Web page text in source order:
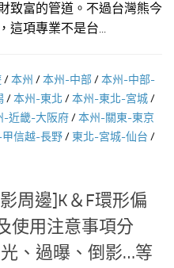
致富的管道。不過台灣熊今
這項專業不是台...
/本州 /本州-中部 /本州-中部-
/本州-東北 /本州-東北-宮城/
-近畿-大阪府/本州-關東-東京
信越-長野/ 東北-宮城-仙台 /
周邊]K＆F環形偏
使用注意事項分
、過曝、倒影…等